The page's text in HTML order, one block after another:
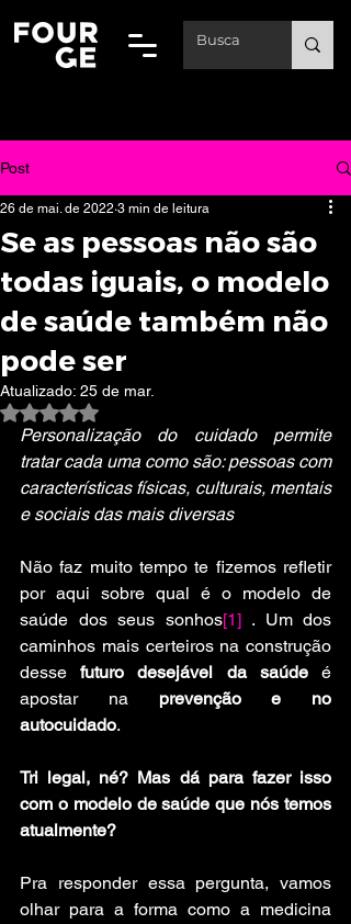
Post
Se as pessoas não são
todas iguais, o modelo
de saúde também não
pode ser
26 de mai. de 2022 3 min de leitura
Atualizado: 25 de mar.
Avaliado com NaN de 5 estrelas.
Personalização do cuidado permite
tratar cada uma como são: pessoas com
características físicas, culturais, mentais
e sociais das mais diversas
Não faz muito tempo te fizemos refletir
por aqui sobre qual é o modelo de
saúde dos seus sonhos[1] . Um dos
caminhos mais certeiros na construção
desse futuro desejável da saúde é
apostar na prevenção e no
autocuidado.
Tri legal, né? Mas dá para fazer isso
com o modelo de saúde que nós temos
atualmente?
Pra responder essa pergunta, vamos
olhar para a forma como a medicina